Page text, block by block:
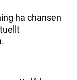
ha chansen